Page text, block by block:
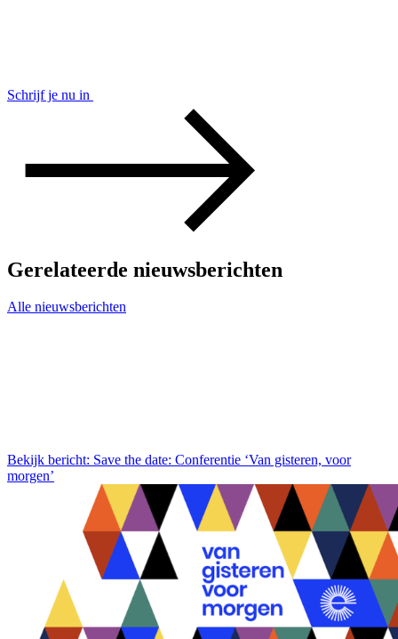
Schrijf je nu in
Gerelateerde nieuwsberichten
Alle nieuwsberichten
Bekijk bericht: Save the date: Conferentie ‘Van gisteren, voor
morgen’